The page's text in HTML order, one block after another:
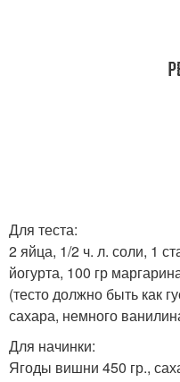
Для теста:
2 яйца, 1/2 ч. л. соли, 1
йогурта, 100 гр
(тесто должно быть как
сахара, немного
Для начинки:
Ягоды вишни 450 гр.,